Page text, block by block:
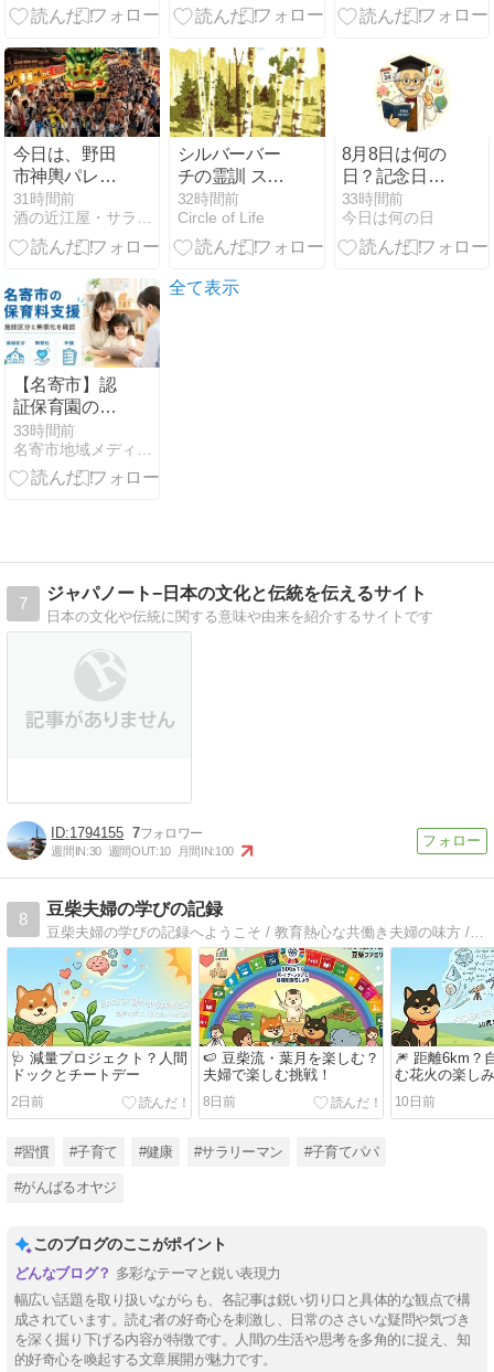
開催
D51とC61！
観光も満喫🚂
✨
口の持ち物
今日は、野田
市神輿パレー
ド2026。。。
マックスレン
ジャーも行っ
31時間前
酒の近江屋・サラダ館・ハートランド通販のとほほ日記！
シルバーバー
チの霊訓 スピ
リチュアリズ
ムによる霊性
進化の道しる
32時間前
Circle of Life
8月8日は何の
日？記念日・
出来事・誕生
日・誕生花を
詳しく紹介
33時間前
今日は何の日
【名寄市】認
証保育園の補
助金はある？
施設区分と無
償化の対象を
33時間前
全て表示
7
ジャパノート−日本の文化と伝統を伝えるサイト
日本の文化や伝統に関する意味や由来を紹介するサイトです
1794155 7
週間IN:30 週間OUT:10 月間IN:100
8
豆柴夫婦の学びの記録
豆柴夫婦の学びの記録へようこそ / 教育熱心な共働き夫婦の味方 / 豆柴夫婦のお得情報や暮らしに役立つ時短術をシェア / 教育費準備やスキルアップのコツなど、賢く生きるための情報を発信 /
🩺 減量プロジェクト？人間
ドックとチートデー
2日前
🍉 豆柴流・葉月を楽しむ？
夫婦で楽しむ挑戦！
8日前
🎆 距離6km？
む花火の楽し
10日前
#習慣 #子育て #健康 #サラリーマン #子育てパパ
#がんばるオヤジ
このブログのここがポイント
多彩なテーマと鋭い表現力
幅広い話題を取り扱いながらも、各記事は鋭い切り口と具体的な観点で構
成されています。読む者の好奇心を刺激し、日常のささいな疑問や気づき
を深く掘り下げる内容が特徴です。人間の生活や思考を多角的に捉え、知
的好奇心を喚起する文章展開が魅力です。